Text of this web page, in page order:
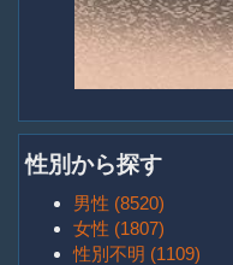
性別から探す
男性 (8520)
女性 (1807)
性別不明 (1109)